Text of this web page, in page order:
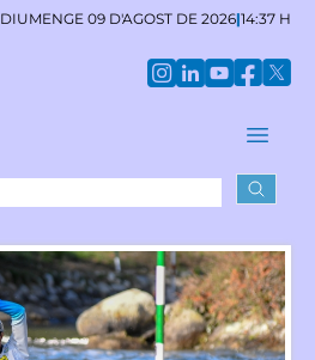
DIUMENGE 09 D'AGOST DE 2026|14:37 H